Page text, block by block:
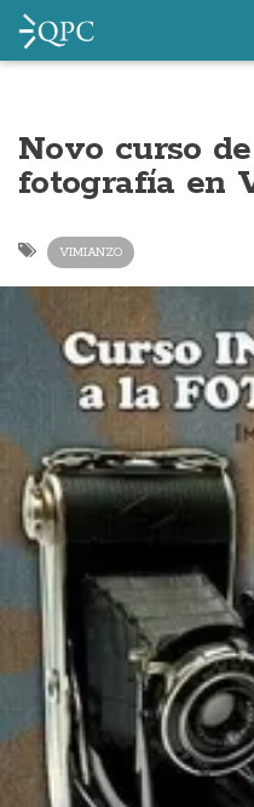
Novo curso
fotografía en
VIMIANZO